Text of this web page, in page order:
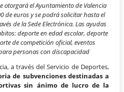
otorgará el Ayuntamiento de Valencia
de euros y se podrá solicitar hasta el
de la Sede Electrónica. Las ayudas
deporte en edad escolar, deporte
de competición oficial, eventos
personas con discapacidad
a través del Servicio de Deportes,
de subvenciones destinadas a
sin ánimo de lucro de la